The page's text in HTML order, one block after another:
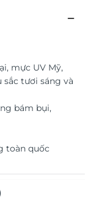
mực UV Mỹ,
sắc tươi sáng và
bám bụi,
toàn quốc